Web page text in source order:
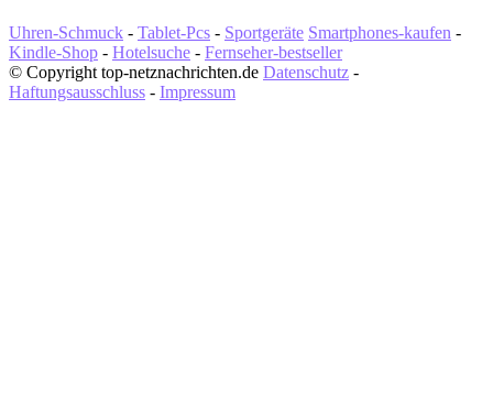
Uhren-Schmuck - Tablet-Pcs - Sportgeräte Smartphones-kaufen -
Kindle-Shop - Hotelsuche - Fernseher-bestseller
© Copyright top-netznachrichten.de Datenschutz -
Haftungsausschluss - Impressum